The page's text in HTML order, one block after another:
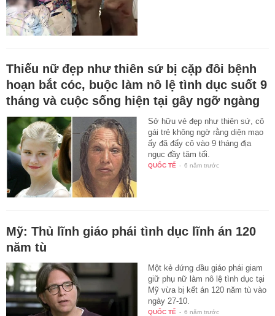
Thiếu nữ đẹp như thiên sứ bị cặp đôi bệnh
hoạn bắt cóc, buộc làm nô lệ tình dục suốt 9
tháng và cuộc sống hiện tại gây ngỡ ngàng
Sở hữu vẻ đẹp như thiên sứ, cô
gái trẻ không ngờ rằng diện mạo
ấy đã đẩy cô vào 9 tháng địa
ngục đầy tăm tối.
QUỐC TẾ - 6 năm trước
Mỹ: Thủ lĩnh giáo phái tình dục lĩnh án 120
năm tù
Một kẻ đứng đầu giáo phái giam
giữ phụ nữ làm nô lệ tình dục tại
Mỹ vừa bị kết án 120 năm tù vào
ngày 27-10.
QUỐC TẾ - 6 năm trước